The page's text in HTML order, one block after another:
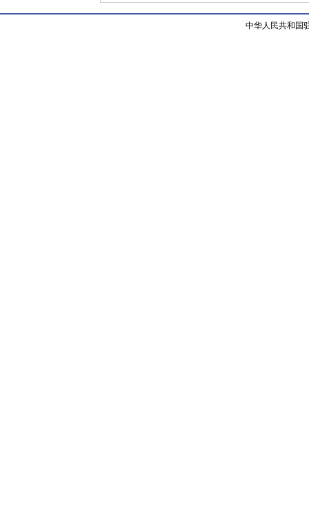
中华人民共和国